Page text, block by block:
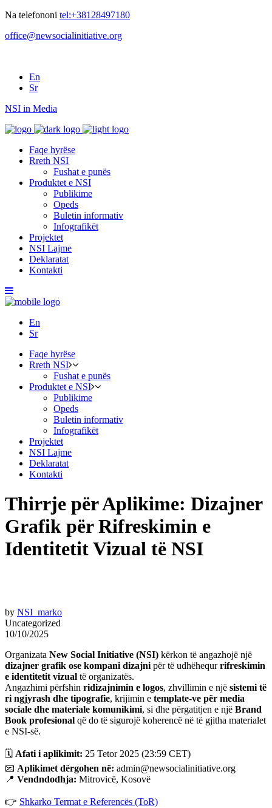
Na telefononi tel:+38128497180
office@newsocialinitiative.org
En
Sr
NSI in Media
Faqe hyrëse
Rreth NSI
Fushat e punës
Produktet e NSI
Publikime
Opeds
Buletin informativ
Infografikët
Projektet
NSI Lajme
Deklaratat
Kontakti
En
Sr
Faqe hyrëse
Rreth NSI
Fushat e punës
Produktet e NSI
Publikime
Opeds
Buletin informativ
Infografikët
Projektet
NSI Lajme
Deklaratat
Kontakti
Thirrje për Aplikime: Dizajner
Grafik për Rifreskimin e
Identitetit Vizual të NSI
by NSI_marko
Uncategorized
10/10/2025
Organizata New Social Initiative (NSI) kërkon të angazhojë një
dizajner grafik ose kompani dizajnipër të udhëhequrrifreskimin
e identitetit vizual të organizatës.
Angazhimi përfshin ridizajnimin e logos, zhvillimin e një sistemi të
ri ngjyrash dhe tipografie, krijimin e template-ve për media
sociale dhe materiale komunikimi, si dhe përgatitjen e një Brand
Book profesional që do të sigurojë koherencë në të gjitha materialet
e NSI-së.
🗓️ Afati i aplikimit: 25 Tetor 2025 (23:59 CET)
📧 Aplikimet dërgohen në: admin@newsocialinitiative.org
📍 Vendndodhja: Mitrovicë, Kosovë
👉 Shkarko Termat e Referencës (ToR)